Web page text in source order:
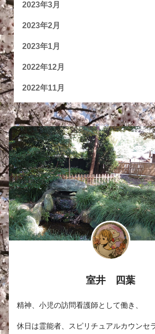
2023年3月
2023年2月
2023年1月
2022年12月
2022年11月
室井 四葉
精神、小児の訪問看護師として働き、
休日は霊能者、スピリチュアルカウンセ